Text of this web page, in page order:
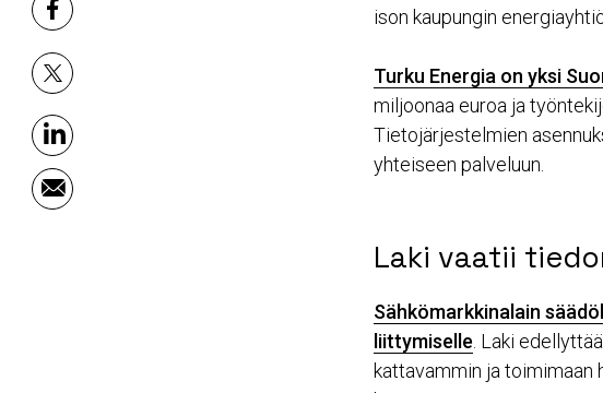
facebook
x
linkedin
email
ison kaupungin
Turku Energia on yksi
miljoonaa euroa ja
Tietojärjestelmien
yhteiseen palveluun.
Laki vaatii
Sähkömarkkinalain
liittymiselle . Laki
kattavammin ja